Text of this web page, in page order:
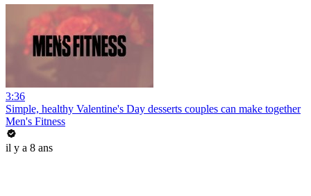
3:36
Simple, healthy Valentine's Day desserts couples can make together
Men's Fitness
il y a 8 ans